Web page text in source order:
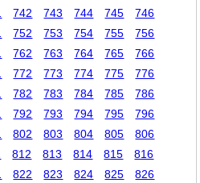
742 743 744 745
746
752 753 754 755
756
762 763 764 765
766
772 773 774 775
776
782 783 784 785
786
792 793 794 795
796
802 803 804 805
806
812 813 814 815
816
822 823 824 825
826